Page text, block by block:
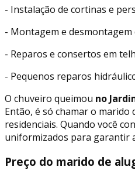
- Instalação de cortinas e
- Montagem e desmontagem
- Reparos e consertos em
- Pequenos reparos
O chuveiro queimou no
Então, é só chamar o marido
residenciais. Quando você
uniformizados para garantir
Preço do marido de